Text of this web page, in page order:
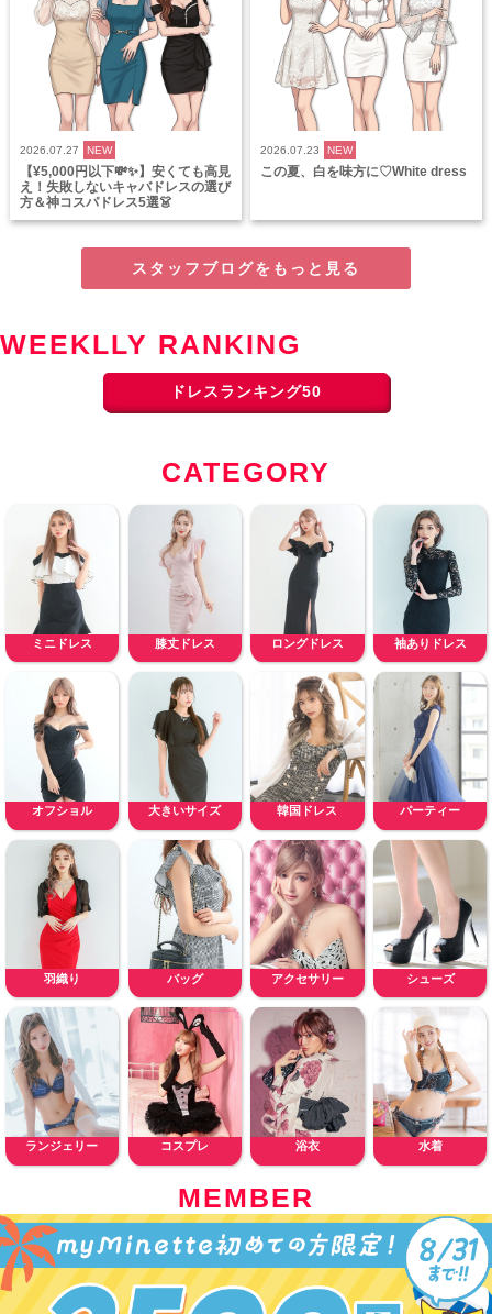
2026.07.27 NEW
【¥5,000円以下💸✨】安くても高見
え！失敗しないキャバドレスの選び
方＆神コスパドレス5選👗
2026.07.23 NEW
この夏、白を味方に♡White dress
スタッフブログをもっと見る
WEEKLLY RANKING
ドレスランキング50
CATEGORY
ミニドレス 膝丈ドレス ロングドレス 袖ありドレス
オフショル 大きいサイズ 韓国ドレス パーティー
羽織り バッグ アクセサリー シューズ
ランジェリー コスプレ 浴衣 水着
MEMBER